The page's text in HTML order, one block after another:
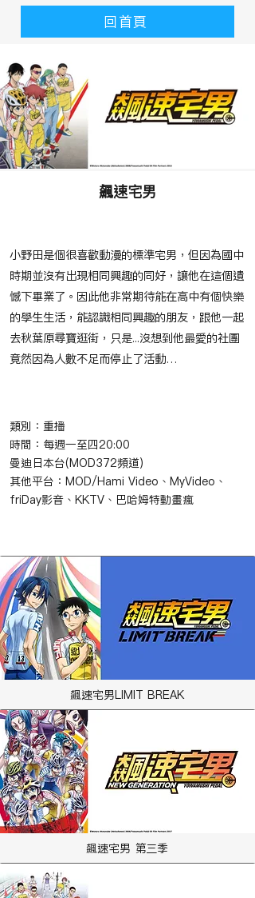
回首頁
飆速宅男
小野田是個很喜歡動漫的標準宅男，但因為國中
時期並沒有出現相同興趣的同好，讓他在這個遺
憾下畢業了。因此他非常期待能在高中有個快樂
的學生生活，能認識相同興趣的朋友，跟他一起
去秋葉原尋寶逛街，只是...沒想到他最愛的社團
竟然因為人數不足而停止了活動…
類別：重播
時間：每週一至四20:00
曼迪日本台(MOD372頻道)
其他平台：MOD/Hami Video、MyVideo、
friDay影音、KKTV、巴哈姆特動畫瘋
飆速宅男LIMIT BREAK
飆速宅男 第三季